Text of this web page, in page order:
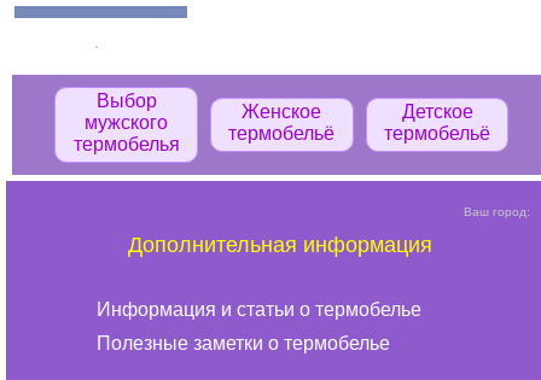
Выбор
мужского
термобелья
Женское
термобельё
Детское
термобельё
Ваш город:
Дополнительная информация
Информация и статьи о термобелье
Полезные заметки о термобелье